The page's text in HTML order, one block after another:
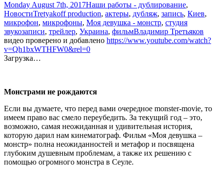
Monday August 7th, 2017Наши работы - дублирование,
НовостиTretyakoff production, актеры, дубляж, запись, Киев,
микрофон, микрофоны, Моя девушка - монстр, студия
звукозаписи, трейлер, Украина, фильмВладимир Третьяков
видео проверено и добавлено https://www.youtube.com/watch?
v=Qh1bxWTHFW0&rel=0
Загрузка…
Монстрами не рождаются
Если вы думаете, что перед вами очередное monster-movie, то
имеем право вас смело переубедить. За текущий год – это,
возможно, самая неожиданная и удивительная история,
которую дарил нам кинематограф. Фильм «Моя девушка –
монстр» полна неожиданностей и метафор и посвящена
глубоким душевным проблемам, а также их решению с
помощью огромного монстра в Сеуле.